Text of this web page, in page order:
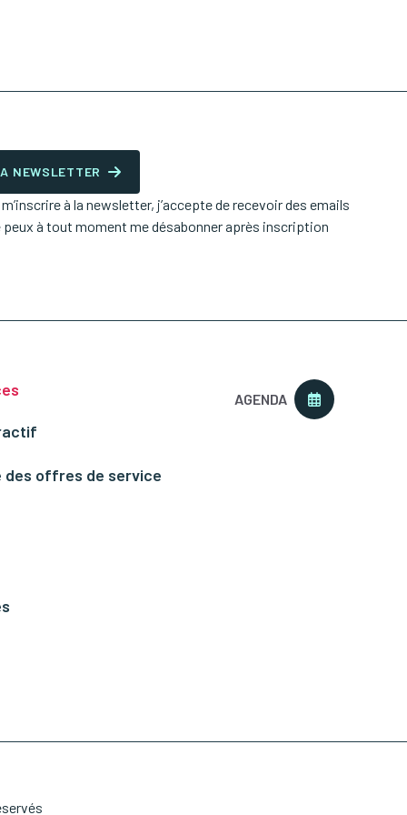
NEWSLETTER
à la newsletter, j’accepte de recevoir des emails
peux à tout moment me désabonner après inscription
des offres de service
AGENDA